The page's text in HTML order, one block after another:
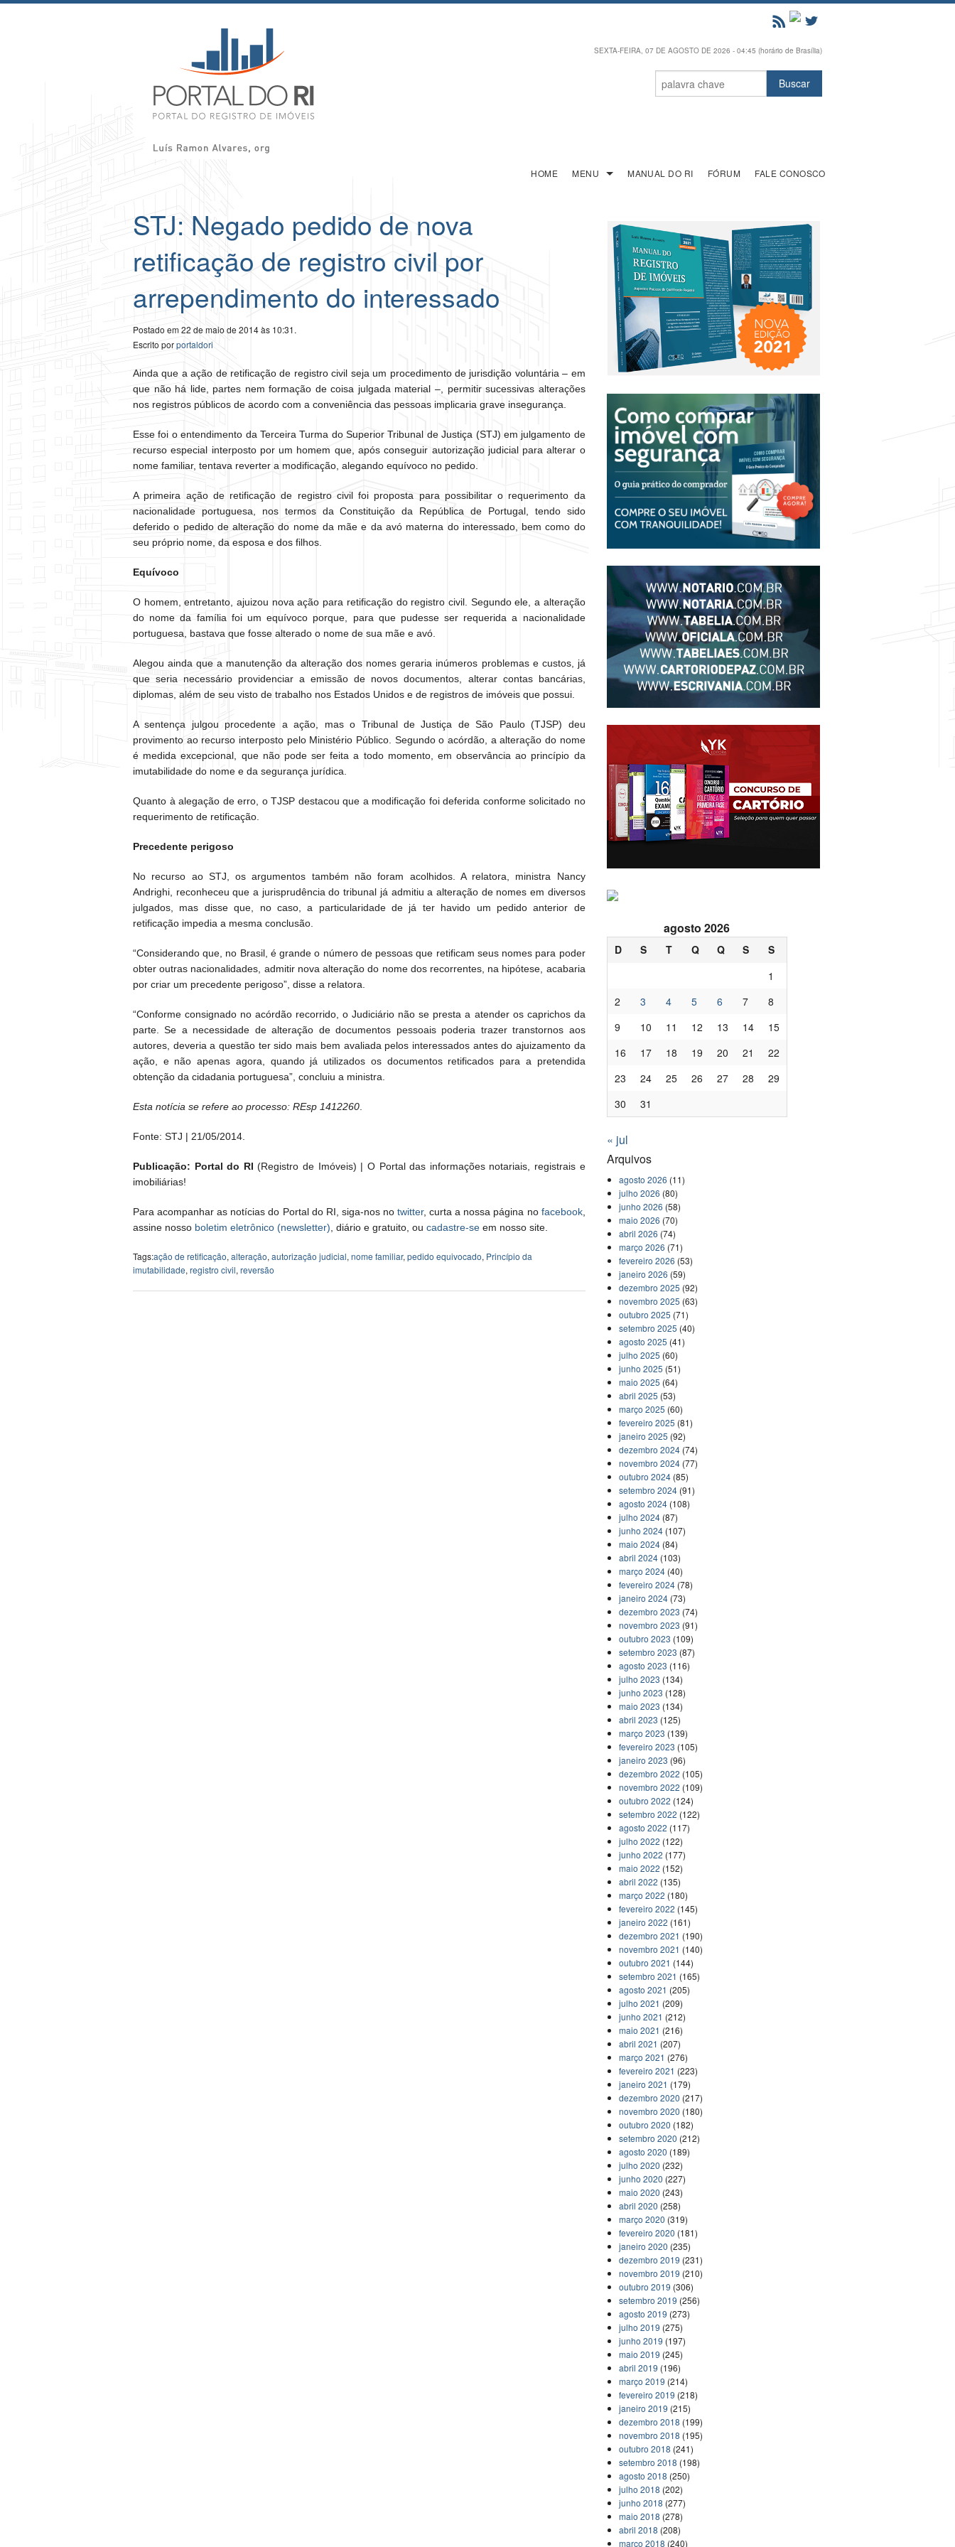
SEXTA-FEIRA, 07 DE AGOSTO DE 2026 - 04:45 (horário de Brasília)
HOME MENU MANUAL DO RI FÓRUM FALE CONOSCO
STJ: Negado pedido de nova
retificação de registro civil por
arrependimento do interessado
Postado em 22 de maio de 2014 às 10:31.
Escrito porportaldori
Ainda que a ação de retificação de registro civil seja um procedimento de jurisdição voluntária – em
que não há lide, partes nem formação de coisa julgada material –, permitir sucessivas alterações
nos registros públicos de acordo com a conveniência das pessoas implicaria grave insegurança.
Esse foi o entendimento da Terceira Turma do Superior Tribunal de Justiça (STJ) em julgamento de
recurso especial interposto por um homem que, após conseguir autorização judicial para alterar o
nome familiar, tentava reverter a modificação, alegando equívoco no pedido.
A primeira ação de retificação de registro civil foi proposta para possibilitar o requerimento da
nacionalidade portuguesa, nos termos da Constituição da República de Portugal, tendo sido
deferido o pedido de alteração do nome da mãe e da avó materna do interessado, bem como do
seu próprio nome, da esposa e dos filhos.
Equívoco
O homem, entretanto, ajuizou nova ação para retificação do registro civil. Segundo ele, a alteração
do nome da família foi um equívoco porque, para que pudesse ser requerida a nacionalidade
portuguesa, bastava que fosse alterado o nome de sua mãe e avó.
Alegou ainda que a manutenção da alteração dos nomes geraria inúmeros problemas e custos, já
que seria necessário providenciar a emissão de novos documentos, alterar contas bancárias,
diplomas, além de seu visto de trabalho nos Estados Unidos e de registros de imóveis que possui.
A sentença julgou procedente a ação, mas o Tribunal de Justiça de São Paulo (TJSP) deu
provimento ao recurso interposto pelo Ministério Público. Segundo o acórdão, a alteração do nome
é medida excepcional, que não pode ser feita a todo momento, em observância ao princípio da
imutabilidade do nome e da segurança jurídica.
Quanto à alegação de erro, o TJSP destacou que a modificação foi deferida conforme solicitado no
requerimento de retificação.
Precedente perigoso
No recurso ao STJ, os argumentos também não foram acolhidos. A relatora, ministra Nancy
Andrighi, reconheceu que a jurisprudência do tribunal já admitiu a alteração de nomes em diversos
julgados, mas disse que, no caso, a particularidade de já ter havido um pedido anterior de
retificação impedia a mesma conclusão.
“Considerando que, no Brasil, é grande o número de pessoas que retificam seus nomes para poder
obter outras nacionalidades, admitir nova alteração do nome dos recorrentes, na hipótese, acabaria
por criar um precedente perigoso”, disse a relatora.
“Conforme consignado no acórdão recorrido, o Judiciário não se presta a atender os caprichos da
parte. Se a necessidade de alteração de documentos pessoais poderia trazer transtornos aos
autores, deveria a questão ter sido mais bem avaliada pelos interessados antes do ajuizamento da
ação, e não apenas agora, quando já utilizados os documentos retificados para a pretendida
obtenção da cidadania portuguesa”, concluiu a ministra.
Esta notícia se refere ao processo: REsp 1412260
Fonte: STJ | 21/05/2014.
Publicação: Portal do RI (Registro de Imóveis) | O Portal das informações notariais, registrais e
imobiliárias!
Para acompanhar as notícias do Portal do RI, siga-nos notwitter, curta a nossa página no facebook,
assine nosso boletim eletrônico (newsletter) , diário e gratuito, ou cadastre-se em nosso site.
Tags:ação de retificação, alteração, autorização judicial, nome familiar, pedido equivocado, Princípio da
imutabilidade, registro civil, reversão
agosto 2026
D S T Q Q S
S
1
2
3 4 5 6 7
8
9
10 11 12 13 14
15
16
17 18 19 20 21
22
23
24 25 26 27 28
29
30
31
« jul
Arquivos
agosto 2026 (11)
julho 2026 (80)
junho 2026 (58)
maio 2026 (70)
abril 2026 (74)
março 2026 (71)
fevereiro 2026 (53)
janeiro 2026 (59)
dezembro 2025 (92)
novembro 2025 (63)
outubro 2025 (71)
setembro 2025 (40)
agosto 2025 (41)
julho 2025 (60)
junho 2025 (51)
maio 2025 (64)
abril 2025 (53)
março 2025 (60)
fevereiro 2025 (81)
janeiro 2025 (92)
dezembro 2024 (74)
novembro 2024 (77)
outubro 2024 (85)
setembro 2024 (91)
agosto 2024 (108)
julho 2024 (87)
junho 2024 (107)
maio 2024 (84)
abril 2024 (103)
março 2024 (40)
fevereiro 2024 (78)
janeiro 2024 (73)
dezembro 2023 (74)
novembro 2023 (91)
outubro 2023 (109)
setembro 2023 (87)
agosto 2023 (116)
julho 2023 (134)
junho 2023 (128)
maio 2023 (134)
abril 2023 (125)
março 2023 (139)
fevereiro 2023 (105)
janeiro 2023 (96)
dezembro 2022 (105)
novembro 2022 (109)
outubro 2022 (124)
setembro 2022 (122)
agosto 2022 (117)
julho 2022 (122)
junho 2022 (177)
maio 2022 (152)
abril 2022 (135)
março 2022 (180)
fevereiro 2022 (145)
janeiro 2022 (161)
dezembro 2021 (190)
novembro 2021 (140)
outubro 2021 (144)
setembro 2021 (165)
agosto 2021 (205)
julho 2021 (209)
junho 2021 (212)
maio 2021 (216)
abril 2021 (207)
março 2021 (276)
fevereiro 2021 (223)
janeiro 2021 (179)
dezembro 2020 (217)
novembro 2020 (180)
outubro 2020 (182)
setembro 2020 (212)
agosto 2020 (189)
julho 2020 (232)
junho 2020 (227)
maio 2020 (243)
abril 2020 (258)
março 2020 (319)
fevereiro 2020 (181)
janeiro 2020 (235)
dezembro 2019 (231)
novembro 2019 (210)
outubro 2019 (306)
setembro 2019 (256)
agosto 2019 (273)
julho 2019 (275)
junho 2019 (197)
maio 2019 (245)
abril 2019 (196)
março 2019 (214)
fevereiro 2019 (218)
janeiro 2019 (215)
dezembro 2018 (199)
novembro 2018 (195)
outubro 2018 (241)
setembro 2018 (198)
agosto 2018 (250)
julho 2018 (202)
junho 2018 (277)
maio 2018 (278)
abril 2018 (208)
março 2018 (240)